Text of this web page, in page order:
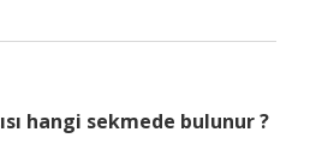
hangi sekmede bulunur ?